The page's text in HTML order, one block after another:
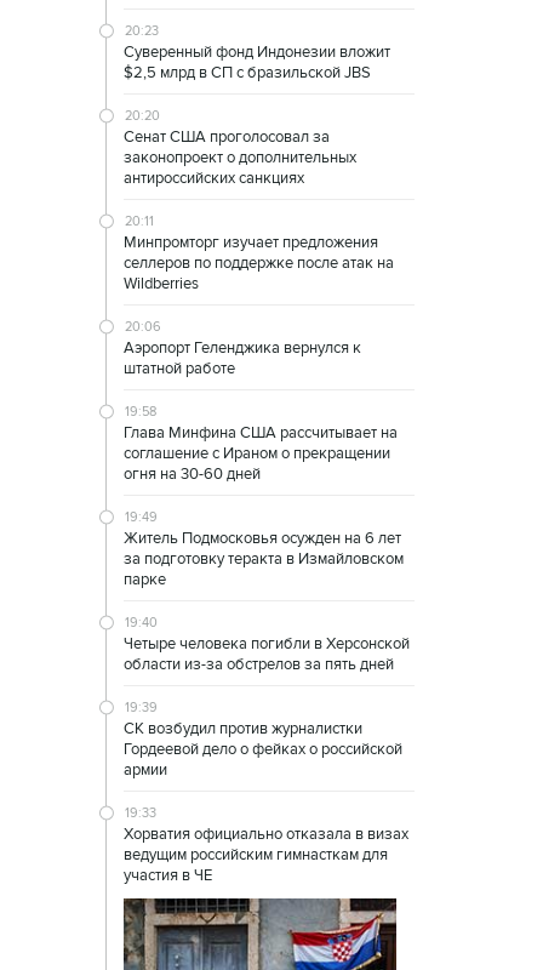
20:23
Суверенный фонд Индонезии вложит
$2,5 млрд в СП с бразильской JBS
20:20
Сенат США проголосовал за
законопроект о дополнительных
антироссийских санкциях
20:11
Минпромторг изучает предложения
селлеров по поддержке после атак на
Wildberries
20:06
Аэропорт Геленджика вернулся к
штатной работе
19:58
Глава Минфина США рассчитывает на
соглашение с Ираном о прекращении
огня на 30-60 дней
19:49
Житель Подмосковья осужден на 6 лет
за подготовку теракта в Измайловском
парке
19:40
Четыре человека погибли в Херсонской
области из-за обстрелов за пять дней
19:39
СК возбудил против журналистки
Гордеевой дело о фейках о российской
армии
19:33
Хорватия официально отказала в визах
ведущим российским гимнасткам для
участия в ЧЕ